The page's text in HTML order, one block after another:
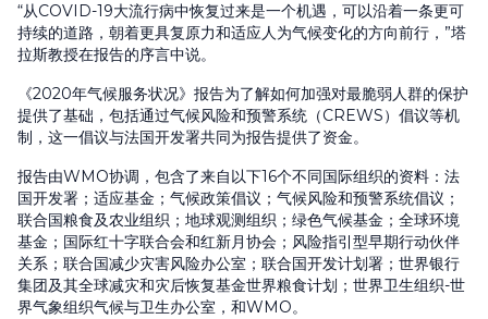
“从COVID-19大流行病中恢复过来是一个机遇，可以沿着一条更可
持续的道路，朝着更具复原力和适应人为气候变化的方向前行，”塔
拉斯教授在报告的序言中说。
《2020年气候服务状况》报告为了解如何加强对最脆弱人群的保护
提供了基础，包括通过气候风险和预警系统（CREWS）倡议等机
制，这一倡议与法国开发署共同为报告提供了资金。
报告由WMO协调，包含了来自以下16个不同国际组织的资料：法
国开发署；适应基金；气候政策倡议；气候风险和预警系统倡议；
联合国粮食及农业组织；地球观测组织；绿色气候基金；全球环境
基金；国际红十字联合会和红新月协会；风险指引型早期行动伙伴
关系；联合国减少灾害风险办公室；联合国开发计划署；世界银行
集团及其全球减灾和灾后恢复基金世界粮食计划；世界卫生组织-世
界气象组织气候与卫生办公室，和WMO。